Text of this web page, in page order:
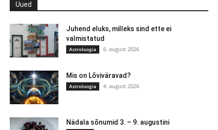
Uued
Juhend eluks, milleks sind ette ei
valmistatud
Astroloogia 6. august 2026
Mis on Lõviväravad?
Astroloogia 4. august 2026
Nädala sõnumid 3. – 9. augustini